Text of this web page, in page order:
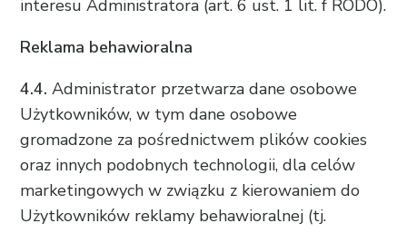
interesu Administratora (art. 6 ust. 1 lit. f RODO).
Reklama behawioralna
4.4. Administrator przetwarza dane osobowe
Użytkowników, w tym dane osobowe
gromadzone za pośrednictwem plików cookies
oraz innych podobnych technologii, dla celów
marketingowych w związku z kierowaniem do
Użytkowników reklamy behawioralnej (tj.